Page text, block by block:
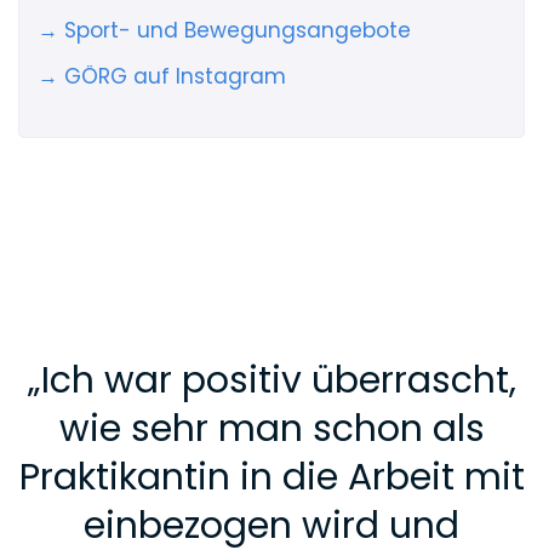
→ Sport- und Bewegungsangebote
→ GÖRG auf Instagram
„Ich war positiv überrascht,
wie sehr man schon als
Praktikantin in die Arbeit mit
einbezogen wird und